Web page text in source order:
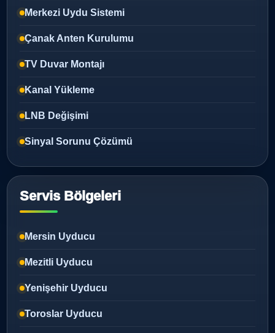
Merkezi Uydu Sistemi
Çanak Anten Kurulumu
TV Duvar Montajı
Kanal Yükleme
LNB Değişimi
Sinyal Sorunu Çözümü
Servis Bölgeleri
Mersin Uyducu
Mezitli Uyducu
Yenişehir Uyducu
Toroslar Uyducu